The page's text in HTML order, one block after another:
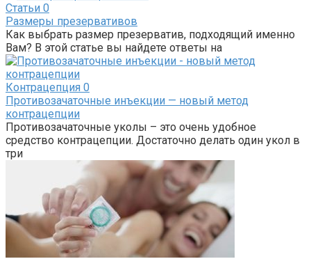
Статьи 0
Размеры презервативов
Как выбрать размер презерватив, подходящий именно
Вам? В этой статье вы найдете ответы на
Контрацепция 0
Противозачаточные инъекции — новый метод
контрацепции
Противозачаточные уколы – это очень удобное
средство контрацепции. Достаточно делать один укол в
три